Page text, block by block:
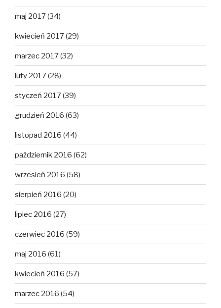
maj 2017(34)
kwiecień 2017(29)
marzec 2017(32)
luty 2017(28)
styczeń 2017(39)
grudzień 2016 (63)
listopad 2016 (44)
październik 2016 (62)
wrzesień 2016 (58)
sierpień 2016 (20)
lipiec 2016 (27)
czerwiec 2016 (59)
maj 2016 (61)
kwiecień 2016 (57)
marzec 2016 (54)